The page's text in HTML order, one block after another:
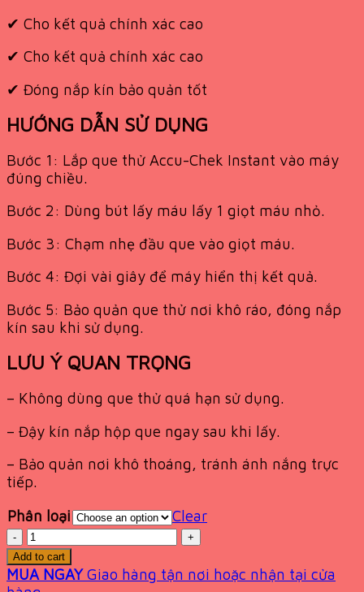
✔ Cho kết quả chính xác cao
✔ Cho kết quả chính xác cao
✔ Đóng nắp kín bảo quản tốt
HƯỚNG DẪN SỬ DỤNG
Bước 1: Lắp que thử Accu-Chek Instant vào máy
đúng chiều.
Bước 2: Dùng bút lấy máu lấy 1 giọt máu nhỏ.
Bước 3: Chạm nhẹ đầu que vào giọt máu.
Bước 4: Đợi vài giây để máy hiển thị kết quả.
Bước 5: Bảo quản que thử nơi khô ráo, đóng nắp
kín sau khi sử dụng.
LƯU Ý QUAN TRỌNG
– Không dùng que thử quá hạn sử dụng.
– Đậy kín nắp hộp que ngay sau khi lấy.
– Bảo quản nơi khô thoáng, tránh ánh nắng trực
tiếp.
Phân loại
Clear
Quantity
Add to cart
MUA NGAY Giao hàng tận nơi hoặc nhận tại cửa